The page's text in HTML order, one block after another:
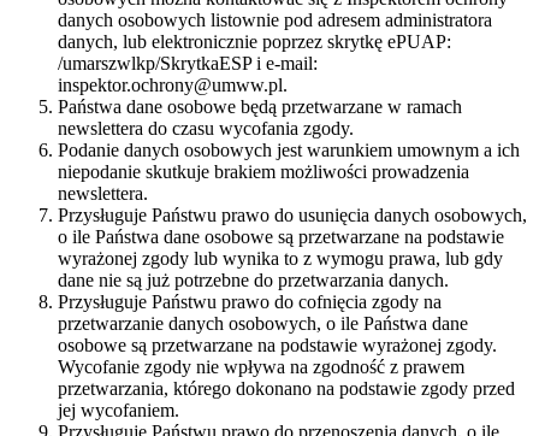
danych osobowych listownie pod adresem administratora
danych, lub elektronicznie poprzez skrytkę ePUAP:
/umarszwlkp/SkrytkaESP i e-mail:
inspektor.ochrony@umww.pl.
Państwa dane osobowe będą przetwarzane w ramach
newslettera do czasu wycofania zgody.
Podanie danych osobowych jest warunkiem umownym a ich
niepodanie skutkuje brakiem możliwości prowadzenia
newslettera.
Przysługuje Państwu prawo do usunięcia danych osobowych,
o ile Państwa dane osobowe są przetwarzane na podstawie
wyrażonej zgody lub wynika to z wymogu prawa, lub gdy
dane nie są już potrzebne do przetwarzania danych.
Przysługuje Państwu prawo do cofnięcia zgody na
przetwarzanie danych osobowych, o ile Państwa dane
osobowe są przetwarzane na podstawie wyrażonej zgody.
Wycofanie zgody nie wpływa na zgodność z prawem
przetwarzania, którego dokonano na podstawie zgody przed
jej wycofaniem.